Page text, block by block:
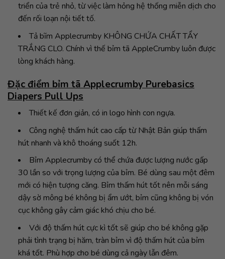
triển của trẻ nhỏ, từ việc làm hỏng hệ thống miễn dịch cho
đến rối loạn nội tiết tố.
Tả bĩm Applecrumby KHÔNG CHỨA CHẤT TẨY
TRẮNG CLO. Chính vì thế bỉm tã AppleCrumby luôn được
lòng khách hàng.
Đặc điểm bỉm tã Applecrumby Purebasics
Diapers Pull Ups
Thiết kế đơn giản, có in logo hình con ngựa.
Công nghệ thấm hút cao cấp từ Nhật Bản giúp thấm
hút nhanh và khô thoáng suốt 12h.
Bỉm Applecrumby có thể chứa được lượng nước gấp
30 lần so với trọng lượng của bỉm. Bé dùng sau một đêm
mới có hiện tượng căng. Bỉm thấm hút tốt nên mỗi sáng
dậy sờ mông bé không bị ẩm ướt, bỉm cũng không bị vón
cục không gây cảm giác khó chịu cho bé.
Với độ thấm hút cực kì tốt sẽ giúp cho bé không gặp
phải tình trạng bị hăm, tràn bỉm vì độ thấm hút của bỉm
khá tốt. Phù hợp cho bé dùng cả ngày lẫn đêm.